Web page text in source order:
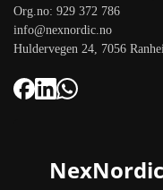
Org.no: 929 372 786
info@nexnordic.no
Huldervegen 24, 7056